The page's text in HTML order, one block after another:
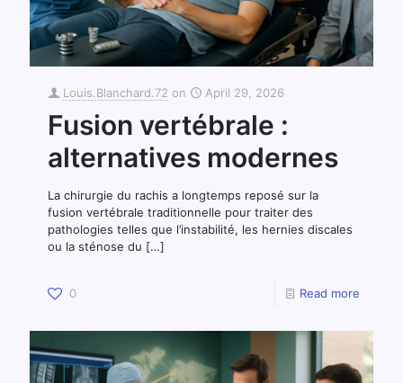
Louis.Blanchard.72 on April 29, 2026
Fusion vertébrale :
alternatives modernes
La chirurgie du rachis a longtemps reposé sur la
fusion vertébrale traditionnelle pour traiter des
pathologies telles que l’instabilité, les hernies discales
ou la sténose du […]
0 Read more